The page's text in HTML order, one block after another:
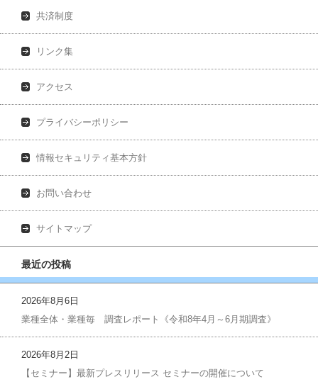
共済制度
リンク集
アクセス
プライバシーポリシー
情報セキュリティ基本方針
お問い合わせ
サイトマップ
最近の投稿
2026年8月6日
業種全体・業種毎 調査レポート《令和8年4月～6月期調査》
2026年8月2日
【セミナー】最新プレスリリース セミナーの開催について